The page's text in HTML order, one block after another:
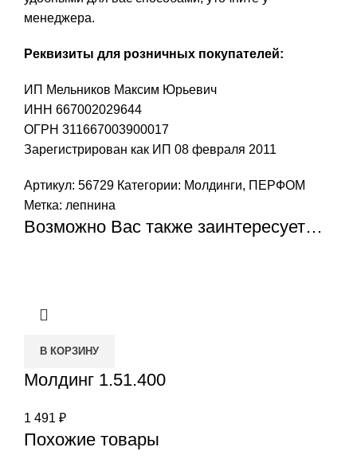
менеджера.
Реквизиты для розничных покупателей:
ИП Мельников Максим Юрьевич
ИНН 667002029644
ОГРН 311667003900017
Зарегистрирован как ИП 08 февраля 2011
Артикул: 56729 Категории: Молдинги, ПЕРФОМ
Метка: лепнина
Возможно Вас также заинтересует…
В КОРЗИНУ
Молдинг 1.51.400
1 491 ₽
Похожие товары